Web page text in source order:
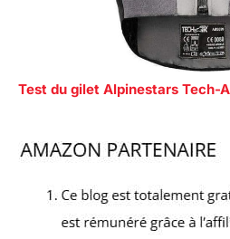
Test du gilet Alpinestars Tech-